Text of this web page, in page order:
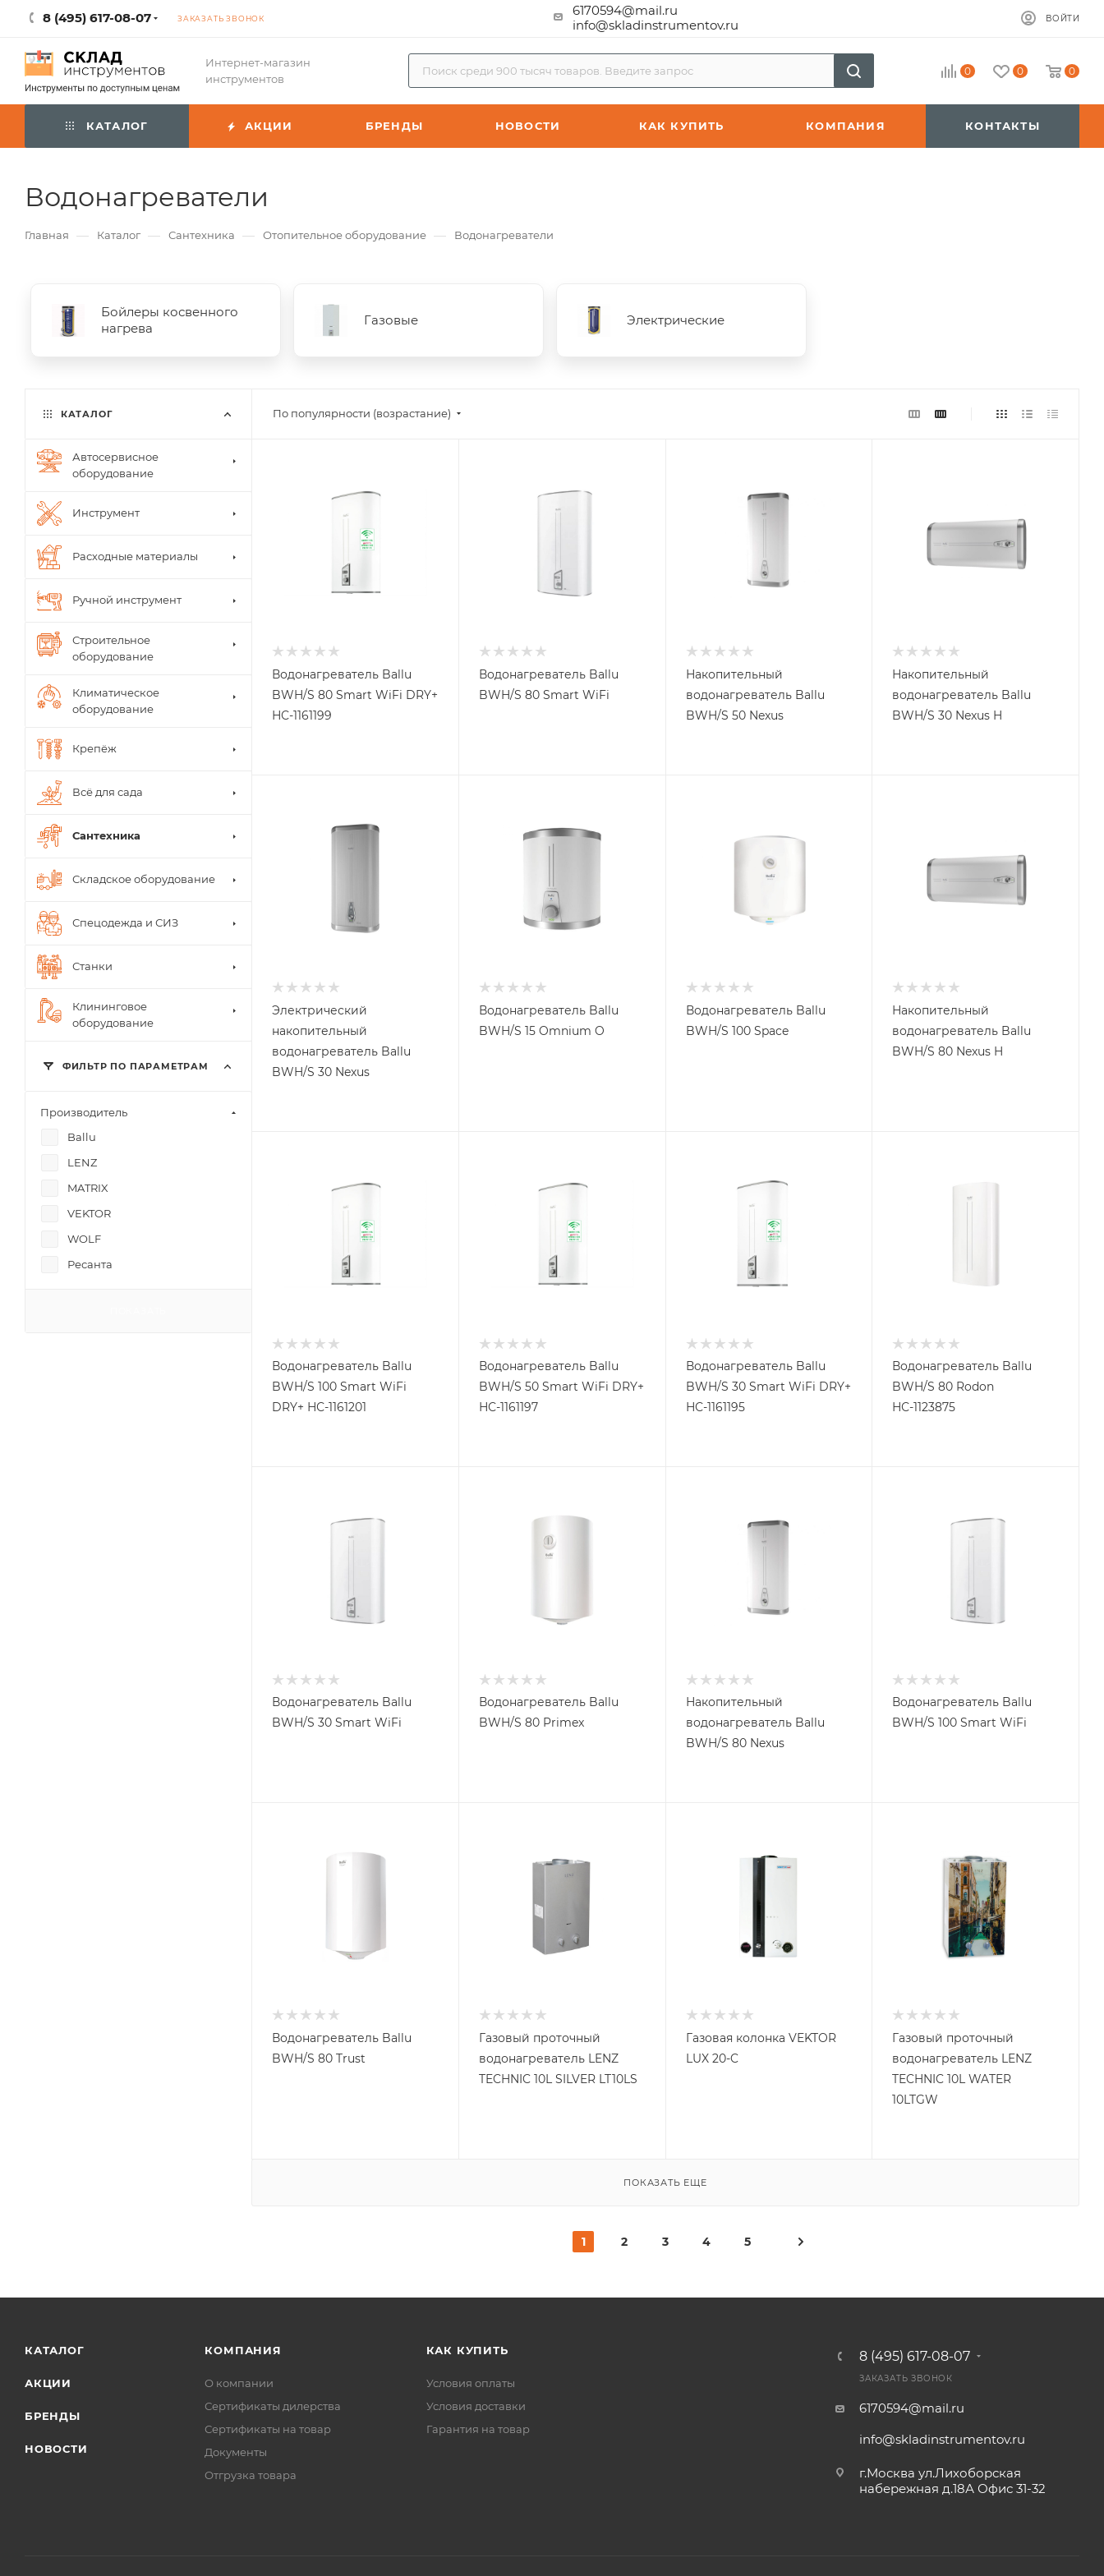
8 (495) 617-08-07 ЗАКАЗАТЬ ЗВОНОК
6170594@mail.ru
info@skladinstrumentov.ru
ВОЙТИ
Интернет-магазин
инструментов
0 0 0
КАТАЛОГ АКЦИИ БРЕНДЫ НОВОСТИ КАК КУПИТЬ КОМПАНИЯ КОНТАКТЫ
Водонагреватели
Главная — Каталог — Сантехника — Отопительное оборудование — Водонагреватели
Бойлеры косвенного
нагрева
Газовые Электрические
По популярности (возрастание)
Водонагреватель Ballu
BWH/S 80 Smart WiFi DRY+
НС-1161199
Водонагреватель Ballu
BWH/S 80 Smart WiFi
Накопительный
водонагреватель Ballu
BWH/S 50 Nexus
Накопительный
водонагреватель Ballu
BWH/S 30 Nexus H
Электрический
накопительный
водонагреватель Ballu
BWH/S 30 Nexus
Водонагреватель Ballu
BWH/S 15 Omnium O
Водонагреватель Ballu
BWH/S 100 Space
Накопительный
водонагреватель Ballu
BWH/S 80 Nexus H
Водонагреватель Ballu
BWH/S 100 Smart WiFi
DRY+ НС-1161201
Водонагреватель Ballu
BWH/S 50 Smart WiFi DRY+
НС-1161197
Водонагреватель Ballu
BWH/S 30 Smart WiFi DRY+
НС-1161195
Водонагреватель Ballu
BWH/S 80 Rodon
НС-1123875
Водонагреватель Ballu
BWH/S 30 Smart WiFi
Водонагреватель Ballu
BWH/S 80 Primex
Накопительный
водонагреватель Ballu
BWH/S 80 Nexus
Водонагреватель Ballu
BWH/S 100 Smart WiFi
Водонагреватель Ballu
BWH/S 80 Trust
Газовый проточный
водонагреватель LENZ
TECHNIC 10L SILVER LT10LS
Газовая колонка VEKTOR
LUX 20-C
Газовый проточный
водонагреватель LENZ
TECHNIC 10L WATER
10LTGW
ПОКАЗАТЬ ЕЩЕ
1 2 3 4 5
КАТАЛОГ
Автосервисное
оборудование
Инструмент
Расходные материалы
Ручной инструмент
Строительное
оборудование
Климатическое
оборудование
Крепёж
Всё для сада
Сантехника
Складское оборудование
Спецодежда и СИЗ
Станки
Клининговое
оборудование
ФИЛЬТР ПО ПАРАМЕТРАМ
Производитель
Ballu
LENZ
MATRIX
VEKTOR
WOLF
Ресанта
КАТАЛОГ
АКЦИИ
БРЕНДЫ
НОВОСТИ
КОМПАНИЯ
О компании
Сертификаты дилерства
Сертификаты на товар
Документы
Отгрузка товара
КАК КУПИТЬ
Условия оплаты
Условия доставки
Гарантия на товар
8 (495) 617-08-07
ЗАКАЗАТЬ ЗВОНОК
6170594@mail.ru
info@skladinstrumentov.ru
г.Москва ул.Лихоборская
набережная д.18А Офис 31-32